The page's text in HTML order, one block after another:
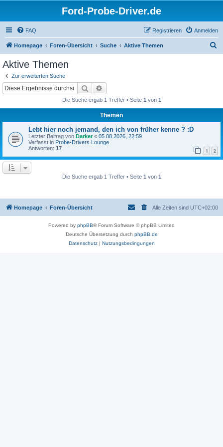
Ford-Probe-Driver.de
FAQ Anmelden
Registrieren
Homepage Foren-Übersicht Suche Aktive Themen
Aktive Themen
Zur erweiterten Suche
Suche
Die Suche ergab 1 Treffer • Seite 1 von 1
Themen
Lebt hier noch jemand, den ich von früher kenne ? :D
Letzter Beitrag von Darker« 05.08.2026, 22:59
Verfasst in Probe-Drivers Lounge
Antworten: 17 1 2
Die Suche ergab 1 Treffer • Seite 1 von 1
Homepage Foren-Übersicht Alle Zeiten sind UTC+02:00
Powered by phpBB® Forum Software © phpBB Limited
Deutsche Übersetzung durch phpBB.de
Datenschutz| Nutzungsbedingungen